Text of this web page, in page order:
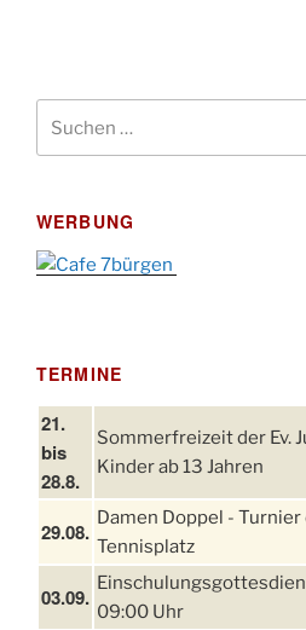
nach:
WERBUNG
TERMINE
21.
bis
28.8.
Sommerfreizeit der Ev.
Kinder ab 13 Jahren
29.08.
Damen Doppel - Turnier
Tennisplatz
03.09.
09:00 Uhr